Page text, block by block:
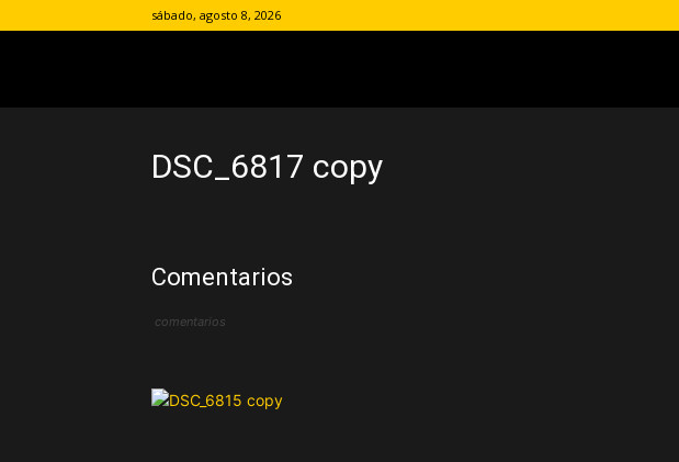
sábado, agosto 8, 2026
DSC_6817 copy
Comentarios
comentarios